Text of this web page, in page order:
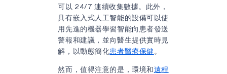
可以 24/7 連續收集數據。此外，
具有嵌入式人工智能的設備可以使
用先進的機器學習智能向患者發送
警報和建議，並向醫生提供實時見
解，以動態簡化患者醫療保健 。
然而，值得注意的是，環境和遠程